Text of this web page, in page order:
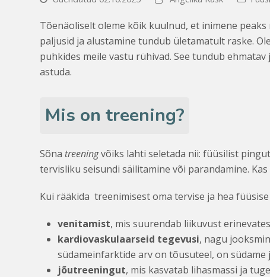
Tõenäoliselt oleme kõik kuulnud, et inimene
paljusid ja alustamine tundub ületamatult raske.
puhkides meile vastu rühivad. See tundub
astuda.
Mis on treening?
Sõna treeningvõiks lahti seletada nii: füüsilist
tervisliku seisundi säilitamine või parandamine.
Kui rääkida treenimisest oma tervise ja hea
venitamist, mis suurendab liikuvust
kardiovaskulaarseid tegevusi, nagu
südameinfarktide arv on tõusuteel, on
jõutreeningut, mis kasvatab lihasmassi ja